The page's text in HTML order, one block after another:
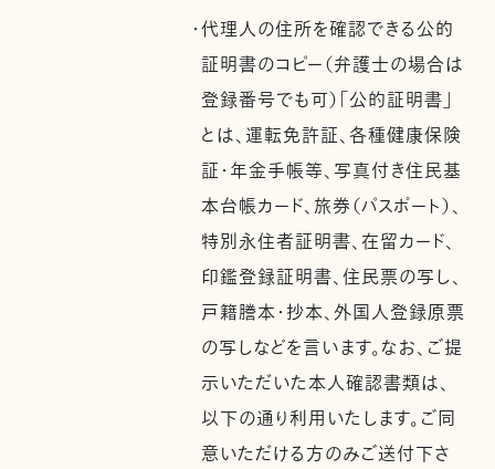
・代理人の住所を確認できる公的
証明書のコピー（弁護士の場合は
登録番号でも可）「公的証明書」
とは、運転免許証、各種健康保険
証・年金手帳等、写真付き住民基
本台帳カード、旅券（パスポート）、
特別永住者証明書、在留カード、
印鑑登録証明書、住民票の写し、
戸籍謄本・抄本、外国人登録原票
の写しなどを言います。なお、ご提
示いただいた本人確認書類は、
以下の通り利用いたします。ご同
意いただける方のみご送付下さ